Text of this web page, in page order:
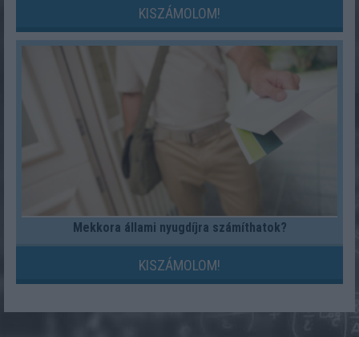
KISZÁMOLOM!
Mekkora állami nyugdíjra számíthatok?
KISZÁMOLOM!